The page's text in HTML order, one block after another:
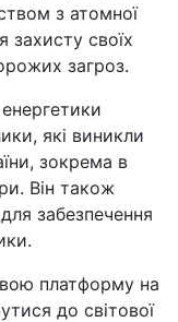
з атомної
захисту своїх
загроз.
які виникли
зокрема в
Він також
забезпечення
платформу на
до світової